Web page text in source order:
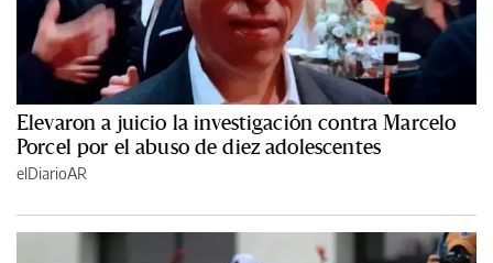
Elevaron a juicio la investigación contra Marcelo
Porcel por el abuso de diez adolescentes
elDiarioAR